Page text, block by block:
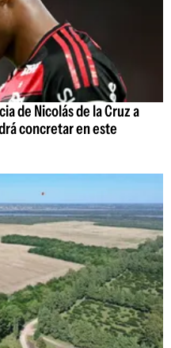
de Nicolás de la Cruz a
concretar en este